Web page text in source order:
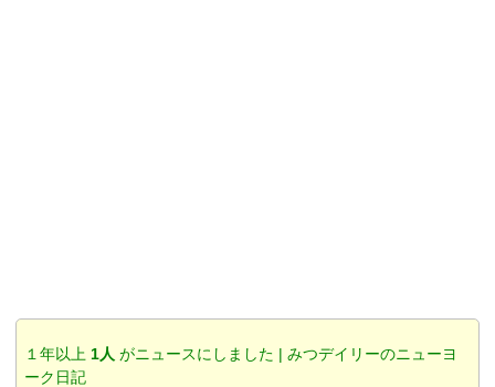
１年以上 1人 がニュースにしました | みつデイリーのニューヨ
ーク日記